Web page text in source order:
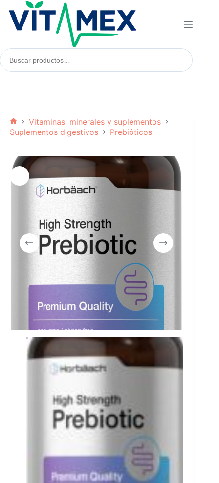
contenido
Buscar
productos:
Inicio
Vitaminas, minerales y suplementos
Suplementos digestivos
Prebióticos